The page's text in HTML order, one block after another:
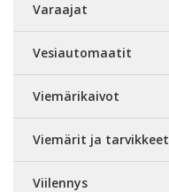
Varaajat
Vesiautomaatit
Viemärikaivot
Viemärit ja tarvikkeet
Viilennys